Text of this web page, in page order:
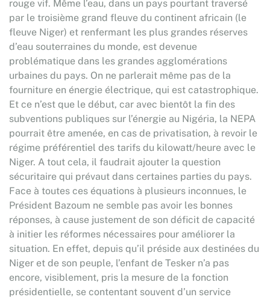
rouge vif. Même l’eau, dans un pays pourtant traversé
par le troisième grand fleuve du continent africain (le
fleuve Niger) et renfermant les plus grandes réserves
d’eau souterraines du monde, est devenue
problématique dans les grandes agglomérations
urbaines du pays. On ne parlerait même pas de la
fourniture en énergie électrique, qui est catastrophique.
Et ce n’est que le début, car avec bientôt la fin des
subventions publiques sur l’énergie au Nigéria, la NEPA
pourrait être amenée, en cas de privatisation, à revoir le
régime préférentiel des tarifs du kilowatt/heure avec le
Niger. A tout cela, il faudrait ajouter la question
sécuritaire qui prévaut dans certaines parties du pays.
Face à toutes ces équations à plusieurs inconnues, le
Président Bazoum ne semble pas avoir les bonnes
réponses, à cause justement de son déficit de capacité
à initier les réformes nécessaires pour améliorer la
situation. En effet, depuis qu’il préside aux destinées du
Niger et de son peuple, l’enfant de Tesker n’a pas
encore, visiblement, pris la mesure de la fonction
présidentielle, se contentant souvent d’un service